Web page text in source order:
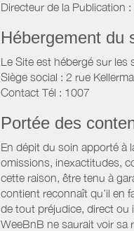
Directeur de la Publication :
Hébergement du
Le Site est hébergé sur les
Siège social : 2 rue
Contact Tél : 1007
Portée des
En dépit du soin apporté à
omissions, inexactitudes,
cette raison, être tenu à
contient reconnaît qu’il en
de tout préjudice, direct ou
WeeBnB ne saurait voir sa